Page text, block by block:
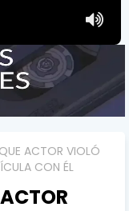
ACTOR VIOLÓ
CON ÉL